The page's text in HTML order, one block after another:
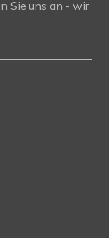
Sie uns an - wir